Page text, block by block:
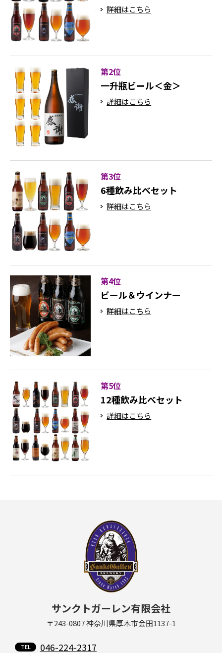
詳細はこちら
第2位
一升瓶ビール＜金＞
詳細はこちら
第3位
6種飲み比べセット
詳細はこちら
第4位
ビール＆ウインナー
詳細はこちら
第5位
12種飲み比べセット
詳細はこちら
サンクトガーレン有限会社
〒243-0807 神奈川県厚木市金田1137-1
046-224-2317